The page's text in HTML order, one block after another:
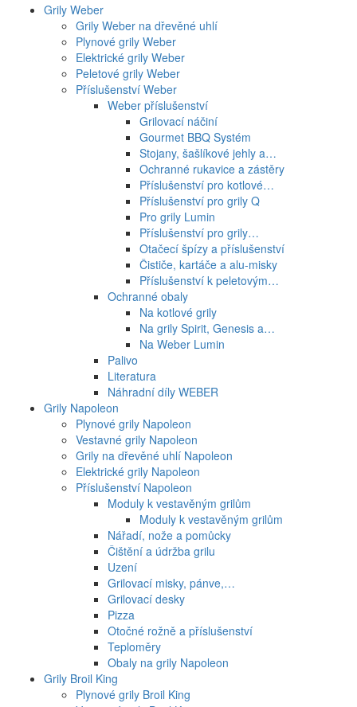
Grily Weber
Grily Weber na dřevěné uhlí
Plynové grily Weber
Elektrické grily Weber
Peletové grily Weber
Příslušenství Weber
Weber příslušenství
Grilovací náčiní
Gourmet BBQ Systém
Stojany, šašlíkové jehly a…
Ochranné rukavice a zástěry
Příslušenství pro kotlové…
Příslušenství pro grily Q
Pro grily Lumin
Příslušenství pro grily…
Otačecí špízy a příslušenství
Čističe, kartáče a alu-misky
Příslušenství k peletovým…
Ochranné obaly
Na kotlové grily
Na grily Spirit, Genesis a…
Na Weber Lumin
Palivo
Literatura
Náhradní díly WEBER
Grily Napoleon
Plynové grily Napoleon
Vestavné grily Napoleon
Grily na dřevěné uhlí Napoleon
Elektrické grily Napoleon
Příslušenství Napoleon
Moduly k vestavěným grilům
Moduly k vestavěným grilům
Nářadí, nože a pomůcky
Čištění a údržba grilu
Uzení
Grilovací misky, pánve,…
Grilovací desky
Pizza
Otočné rožně a příslušenství
Teploměry
Obaly na grily Napoleon
Grily Broil King
Plynové grily Broil King